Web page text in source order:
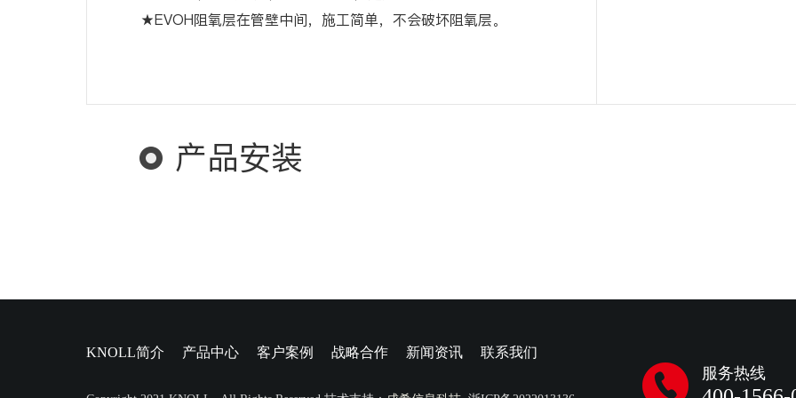
★EVOH阻氧层在管壁中间，施工简单，不会破坏阻氧层。
产品安装
KNOLL简介 产品中心 客户案例 战略合作 新闻资讯 联系我们
服务热线